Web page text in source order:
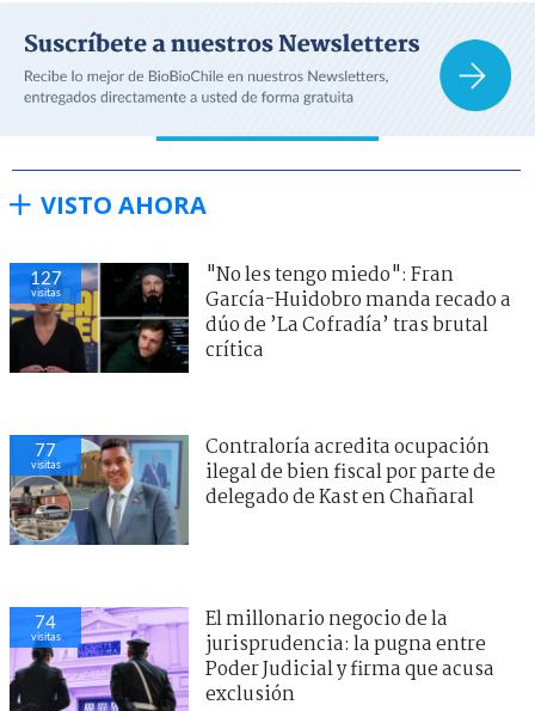
VISTO AHORA
127
visitas
"No les tengo miedo": Fran
García-Huidobro manda recado a
dúo de ’La Cofradía’ tras brutal
crítica
77
visitas
Contraloría acredita ocupación
ilegal de bien fiscal por parte de
delegado de Kast en Chañaral
74
visitas
El millonario negocio de la
jurisprudencia: la pugna entre
Poder Judicial y firma que acusa
exclusión